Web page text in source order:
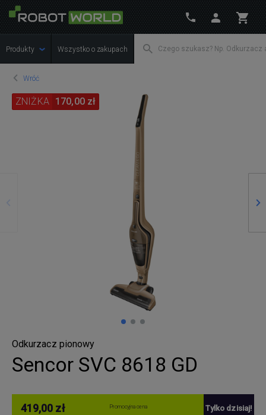
Produkty Wszystko o zakupach
Wróć
ZNIŻKA 170,00 zł
Odkurzacz pionowy
Sencor SVC 8618 GD
419,00 zł Promocyjna cena Tylko dzisiaj!